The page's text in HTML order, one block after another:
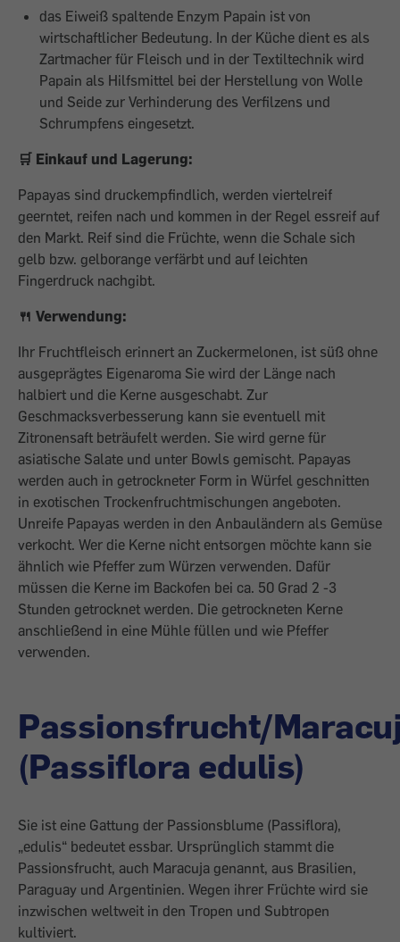
das Eiweiß spaltende Enzym Papain ist von
wirtschaftlicher Bedeutung. In der Küche dient es als
Zartmacher für Fleisch und in der Textiltechnik wird
Papain als Hilfsmittel bei der Herstellung von Wolle
und Seide zur Verhinderung des Verfilzens und
Schrumpfens eingesetzt.
🛒 Einkauf und Lagerung:
Papayas sind druckempfindlich, werden viertelreif
geerntet, reifen nach und kommen in der Regel essreif auf
den Markt. Reif sind die Früchte, wenn die Schale sich
gelb bzw. gelborange verfärbt und auf leichten
Fingerdruck nachgibt.
🍴 Verwendung:
Ihr Fruchtfleisch erinnert an Zuckermelonen, ist süß ohne
ausgeprägtes Eigenaroma Sie wird der Länge nach
halbiert und die Kerne ausgeschabt. Zur
Geschmacksverbesserung kann sie eventuell mit
Zitronensaft beträufelt werden. Sie wird gerne für
asiatische Salate und unter Bowls gemischt. Papayas
werden auch in getrockneter Form in Würfel geschnitten
in exotischen Trockenfruchtmischungen angeboten.
Unreife Papayas werden in den Anbauländern als Gemüse
verkocht. Wer die Kerne nicht entsorgen möchte kann sie
ähnlich wie Pfeffer zum Würzen verwenden. Dafür
müssen die Kerne im Backofen bei ca. 50 Grad 2 -3
Stunden getrocknet werden. Die getrockneten Kerne
anschließend in eine Mühle füllen und wie Pfeffer
verwenden.
Passionsfrucht/
(Passiflora edulis)
Sie ist eine Gattung der Passionsblume (Passiflora),
„edulis“ bedeutet essbar. Ursprünglich stammt die
Passionsfrucht, auch Maracuja genannt, aus Brasilien,
Paraguay und Argentinien. Wegen ihrer Früchte wird sie
inzwischen weltweit in den Tropen und Subtropen
kultiviert.